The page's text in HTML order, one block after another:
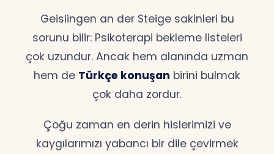
Geislingen an der Steige sakinleri bu
sorunu bilir: Psikoterapi bekleme listeleri
çok uzundur. Ancak hem alanında uzman
hem de Türkçe konuşan birini bulmak
çok daha zordur.
Çoğu zaman en derin hislerimizi ve
kaygılarımızı yabancı bir dile çevirmek